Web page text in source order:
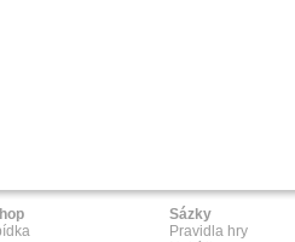
Sázky
Pravidla hry